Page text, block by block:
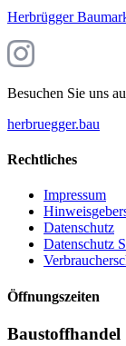
Herbrügger
Besuchen Sie uns
herbruegger.bau
Rechtliches
Impressum
Datenschutz
Datenschutz
Öffnungszeiten
Baustoffhandel